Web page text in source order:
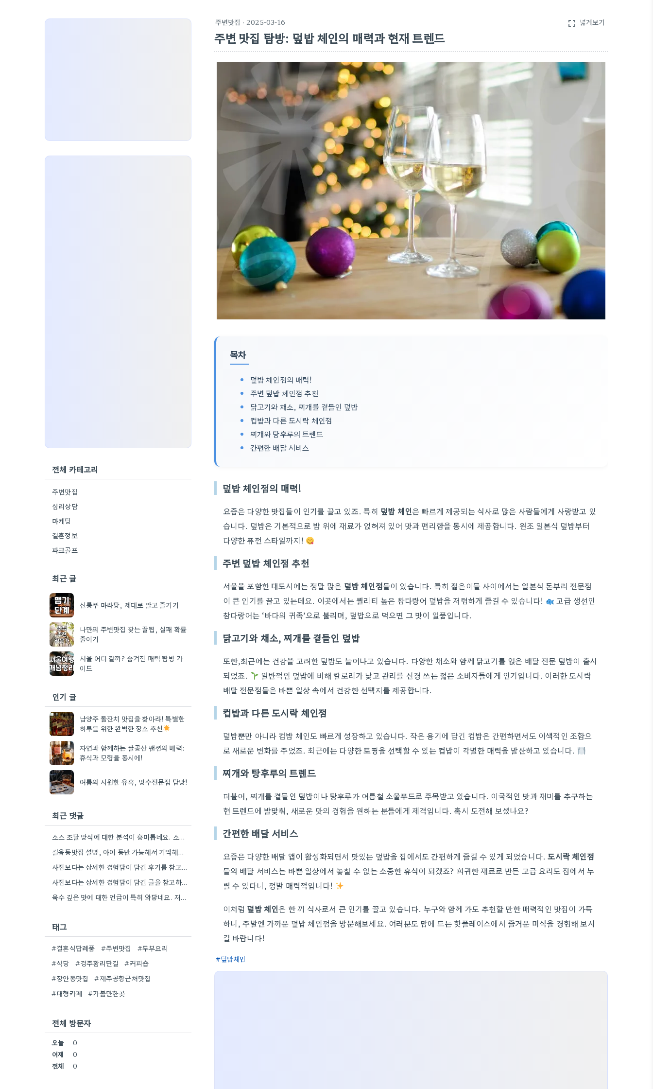
주변맛집 · 2025-03-16 fullscreen 넓게보기
주변 맛집 탐방: 덮밥 체인의 매력과 현재 트렌드
목차
덮밥 체인점의 매력!
주변 덮밥 체인점 추천
닭고기와 채소, 찌개를 곁들인 덮밥
컵밥과 다른 도시락 체인점
찌개와 탕후루의 트렌드
간편한 배달 서비스
덮밥 체인점의 매력!
요즘은 다양한 맛집들이 인기를 끌고 있죠. 특히 덮밥 체인은 빠르게 제공되는 식사로 많은 사람들에게 사랑받고 있
습니다. 덮밥은 기본적으로 밥 위에 재료가 얹혀져 있어 맛과 편리함을 동시에 제공합니다. 원조 일본식 덮밥부터
다양한 퓨전 스타일까지!
주변 덮밥 체인점 추천
서울을 포함한 대도시에는 정말 많은 덮밥 체인점들이 있습니다. 특히 젊은이들 사이에서는 일본식 돈부리 전문점
이 큰 인기를 끌고 있는데요. 이곳에서는 퀄리티 높은 참다랑어 덮밥을 저렴하게 즐길 수 있습니다!
고급 생선인
참다랑어는 ‘바다의 귀족’으로 불리며, 덮밥으로 먹으면 그 맛이 일품입니다.
닭고기와 채소, 찌개를 곁들인 덮밥
또한,최근에는 건강을 고려한 덮밥도 늘어나고 있습니다. 다양한 채소와 함께 닭고기를 얹은 배달 전문 덮밥이 출시
되었죠.
일반적인 덮밥에 비해 칼로리가 낮고 관리를 신경 쓰는 젊은 소비자들에게 인기입니다. 이러한 도시락
배달 전문점들은 바쁜 일상 속에서 건강한 선택지를 제공합니다.
컵밥과 다른 도시락 체인점
덮밥뿐만 아니라 컵밥 체인도 빠르게 성장하고 있습니다. 작은 용기에 담긴 컵밥은 간편하면서도 이색적인 조합으
로 새로운 변화를 주었죠. 최근에는 다양한 토핑을 선택할 수 있는 컵밥이 각별한 매력을 발산하고 있습니다.
찌개와 탕후루의 트렌드
더불어, 찌개를 곁들인 덮밥이나 탕후루가 여름철 소울푸드로 주목받고 있습니다. 이국적인 맛과 재미를 추구하는
현 트렌드에 발맞춰, 새로운 맛의 경험을 원하는 분들에게 제격입니다. 혹시 도전해 보셨나요?
간편한 배달 서비스
요즘은 다양한 배달 앱이 활성화되면서 맛있는 덮밥을 집에서도 간편하게 즐길 수 있게 되었습니다.도시락 체인점
들의 배달 서비스는 바쁜 일상에서 놓칠 수 없는 소중한 휴식이 되겠죠? 희귀한 재료로 만든 고급 요리도 집에서 누
릴 수 있다니, 정말 매력적입니다!
이처럼 덮밥 체인은 한 끼 식사로서 큰 인기를 끌고 있습니다. 누구와 함께 가도 추천할 만한 매력적인 맛집이 가득
하니, 주말엔 가까운 덮밥 체인점을 방문해보세요. 여러분도 맘에 드는 핫플레이스에서 즐거운 미식을 경험해 보시
길 바랍니다!
덮밥체인
전체 카테고리
주변맛집
심리상담
마케팅
결혼정보
파크골프
최근 글
신룽푸 마라탕, 제대로 알고 즐기기
나만의 주변맛집 찾는 꿀팁, 실패 확률
줄이기
서울 어디 갈까? 숨겨진 매력 탐방 가
이드
인기 글
남양주 돌잔치 맛집을 찾아라! 특별한
하루를 위한 완벽한 장소 추천
자연과 함께하는 팔공산 팬션의 매력:
휴식과 모험을 동시에!
여름의 시원한 유혹, 빙수전문점 탐방!
최근 댓글
소스 조달 방식에 대한 분석이 흥미롭네요. 소스 품질이 맛에 큰 영향을 주니까, 브랜드 선택할 때…
길음동맛집 설명, 아이 동반 가능해서 기억해뒀어요. 덕분에 다음 방문할 때 훨씬 수월할 것 같아요.
사진보다는 상세한 경험담이 담긴 후기를 참고하는 게 정말 공감되네요. 특히 어떤 점이 좋았고 아쉬웠는지 구체적으로…
사진보다는 상세한 경험담이 담긴 글을 참고하는 게 좋더라고요. 영화 상영회 경험이 기억에 남는다는 점이 흥미롭네요.
육수 깊은 맛에 대한 언급이 특히 와닿네요. 저도 음식을 먹을 때 육수의 깊은 맛을 중요하게…
태그
#결혼식답례품 #주변맛집
#두부요리
#식당
#경주황리단길
#커피숍
#장안동맛집
#제주공항근처맛집
#대형카페
#가볼만한곳
전체 방문자
오늘
0
어제
0
전체
0